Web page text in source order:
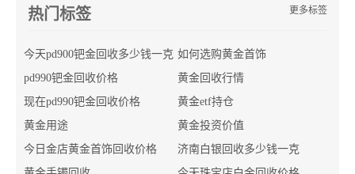
热门标签 更多标签
今天pd900钯金回收多少钱一克 如何选购黄金首饰
pd990钯金回收价格
黄金回收行情
现在pd990钯金回收价格
黄金etf持仓
黄金用途
黄金投资价值
今日金店黄金首饰回收价格
济南白银回收多少钱一克